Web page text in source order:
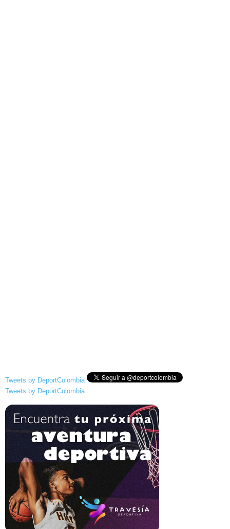
Tweets by DeportColombia
Tweets by DeportColombia